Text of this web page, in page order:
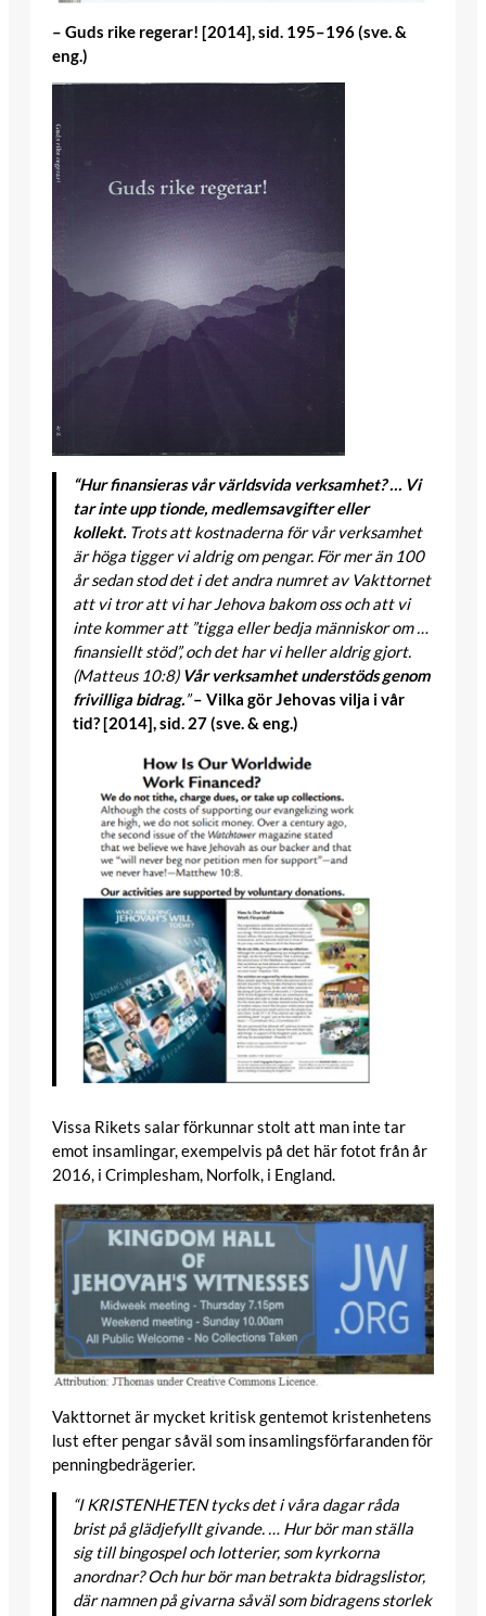
– Guds rike regerar! [2014], sid. 195–196 (sve. &
eng.)
“Hur finansieras vår världsvida verksamhet? … Vi
tar inte upp tionde, medlemsavgifter eller
kollekt.Trots att kostnaderna för vår verksamhet
är höga tigger vi aldrig om pengar. För mer än 100
år sedan stod det i det andra numret av Vakttornet
att vi tror att vi har Jehova bakom oss och att vi
inte kommer att ”tigga eller bedja människor om …
finansiellt stöd”, och det har vi heller aldrig gjort.
(Matteus 10:8) Vår verksamhet understöds genom
frivilliga bidrag.”– Vilka gör Jehovas vilja i vår
tid? [2014], sid. 27 (sve. & eng.)
Vissa Rikets salar förkunnar stolt att man inte tar
emot insamlingar, exempelvis på det här fotot från år
2016, i Crimplesham, Norfolk, i England.
Vakttornet är mycket kritisk gentemot kristenhetens
lust efter pengar såväl som insamlingsförfaranden för
penningbedrägerier.
“I KRISTENHETEN tycks det i våra dagar råda
brist på glädjefyllt givande. … Hur bör man ställa
sig till bingospel och lotterier, som kyrkorna
anordnar? Och hur bör man betrakta bidragslistor,
där namnen på givarna såväl som bidragens storlek